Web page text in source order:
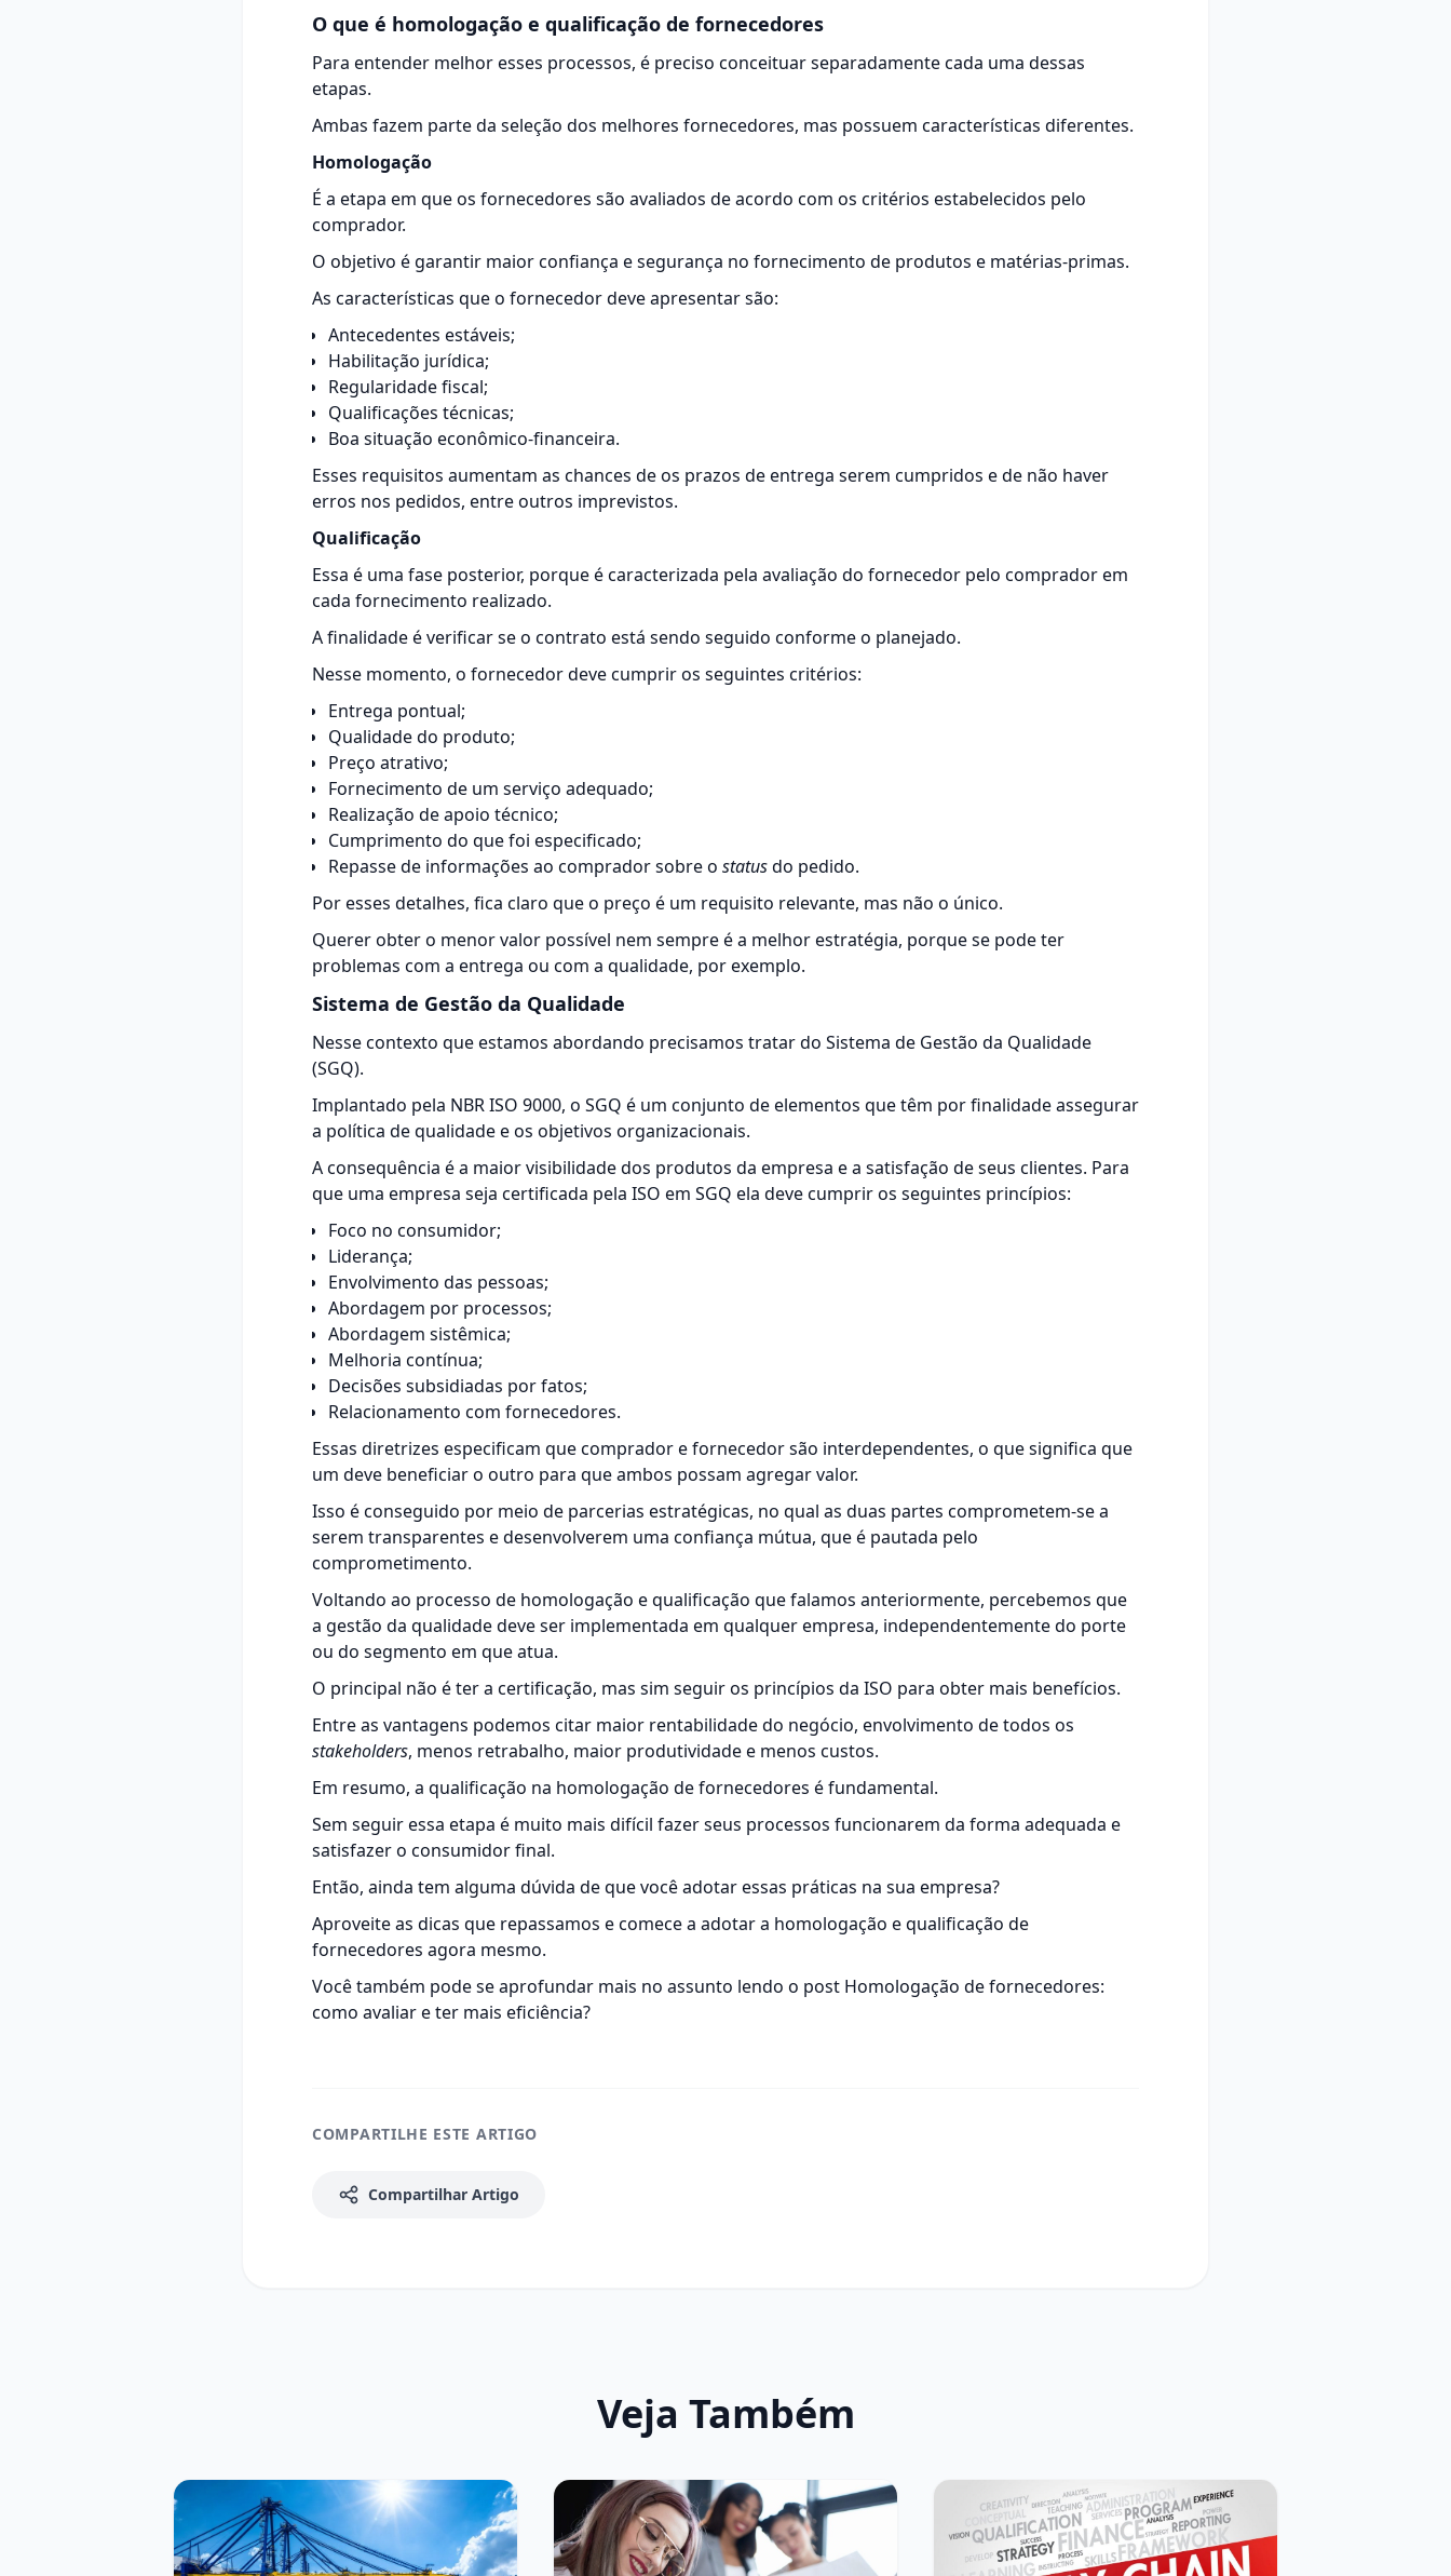
O que é homologação e qualificação de fornecedores
Para entender melhor esses processos, é preciso conceituar separadamente cada uma dessas
etapas.
Ambas fazem parte da seleção dos melhores fornecedores, mas possuem características diferentes.
Homologação
É a etapa em que os fornecedores são avaliados de acordo com os critérios estabelecidos pelo
comprador.
O objetivo é garantir maior confiança e segurança no fornecimento de produtos e matérias-primas.
As características que o fornecedor deve apresentar são:
Antecedentes estáveis;
Habilitação jurídica;
Regularidade fiscal;
Qualificações técnicas;
Boa situação econômico-financeira.
Esses requisitos aumentam as chances de os prazos de entrega serem cumpridos e de não haver
erros nos pedidos, entre outros imprevistos.
Qualificação
Essa é uma fase posterior, porque é caracterizada pela avaliação do fornecedor pelo comprador em
cada fornecimento realizado.
A finalidade é verificar se o contrato está sendo seguido conforme o planejado.
Nesse momento, o fornecedor deve cumprir os seguintes critérios:
Entrega pontual;
Qualidade do produto;
Preço atrativo;
Fornecimento de um serviço adequado;
Realização de apoio técnico;
Cumprimento do que foi especificado;
Repasse de informações ao comprador sobre o statusdo pedido.
Por esses detalhes, fica claro que o preço é um requisito relevante, mas não o único.
Querer obter o menor valor possível nem sempre é a melhor estratégia, porque se pode ter
problemas com a entrega ou com a qualidade, por exemplo.
Sistema de Gestão da Qualidade
Nesse contexto que estamos abordando precisamos tratar do Sistema de Gestão da Qualidade
(SGQ).
Implantado pela NBR ISO 9000, o SGQ é um conjunto de elementos que têm por finalidade assegurar
a política de qualidade e os objetivos organizacionais.
A consequência é a maior visibilidade dos produtos da empresa e a satisfação de seus clientes. Para
que uma empresa seja certificada pela ISO em SGQ ela deve cumprir os seguintes princípios:
Foco no consumidor;
Liderança;
Envolvimento das pessoas;
Abordagem por processos;
Abordagem sistêmica;
Melhoria contínua;
Decisões subsidiadas por fatos;
Relacionamento com fornecedores.
Essas diretrizes especificam que comprador e fornecedor são interdependentes, o que significa que
um deve beneficiar o outro para que ambos possam agregar valor.
Isso é conseguido por meio de parcerias estratégicas, no qual as duas partes comprometem-se a
serem transparentes e desenvolverem uma confiança mútua, que é pautada pelo
comprometimento.
Voltando ao processo de homologação e qualificação que falamos anteriormente, percebemos que
a gestão da qualidade deve ser implementada em qualquer empresa, independentemente do porte
ou do segmento em que atua.
O principal não é ter a certificação, mas sim seguir os princípios da ISO para obter mais benefícios.
Entre as vantagens podemos citar maior rentabilidade do negócio, envolvimento de todos os
stakeholders, menos retrabalho, maior produtividade e menos custos.
Em resumo, a qualificação na homologação de fornecedores é fundamental.
Sem seguir essa etapa é muito mais difícil fazer seus processos funcionarem da forma adequada e
satisfazer o consumidor final.
Então, ainda tem alguma dúvida de que você adotar essas práticas na sua empresa?
Aproveite as dicas que repassamos e comece a adotar a homologação e qualificação de
fornecedores agora mesmo.
Você também pode se aprofundar mais no assunto lendo o post Homologação de fornecedores:
como avaliar e ter mais eficiência?
COMPARTILHE ESTE ARTIGO
Compartilhar Artigo
Veja Também